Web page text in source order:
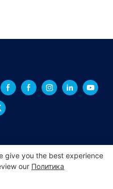
| Карта сайта
give you the best experience
our Политика